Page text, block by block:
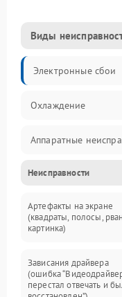
Виды
Электронные сбои
Охлаждение
Аппаратные
Перегрев и
Видео
Интерфейсные и
Неисправности
Артефакты на экране
(квадраты, полосы,
картинка)
Зависания драйвера
(ошибка
перестал отвечать и